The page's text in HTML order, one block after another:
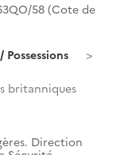
58 (Cote de
britanniques
Direction